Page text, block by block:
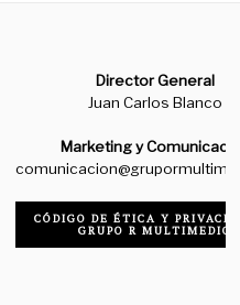
Director General
Juan Carlos Blanco
Marketing y
CÓDIGO DE ÉTICA Y
GRUPO R MULTIMEDIO